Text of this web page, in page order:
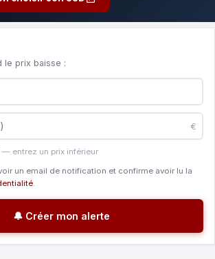
le prix baisse :
€
— entrez un prix inférieur
un email de notification et confirme avoir lu la
.
🔔 Créer mon alerte